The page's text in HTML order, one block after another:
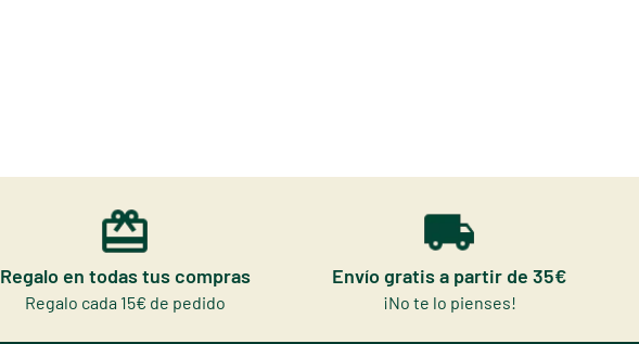
Regalo en todas tus compras
Regalo cada 15€ de pedido
Envío gratis a partir de 35€
¡No te lo pienses!